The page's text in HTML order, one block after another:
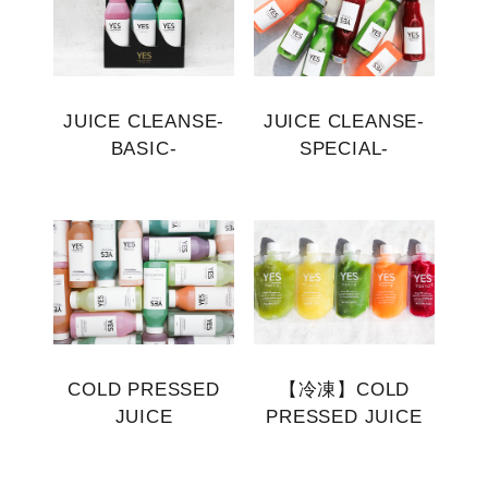
JUICE CLEANSE-
BASIC-
JUICE CLEANSE-
SPECIAL-
COLD PRESSED
JUICE
【冷凍】COLD
PRESSED JUICE